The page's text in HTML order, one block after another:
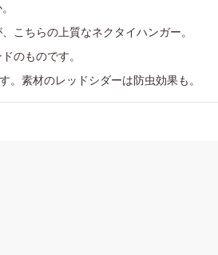
こちらの上質なネクタイハンガー。
のものです。
。素材のレッドシダーは防虫効果も。